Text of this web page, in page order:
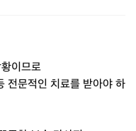
이므로
전문적인 치료를 받아야 하